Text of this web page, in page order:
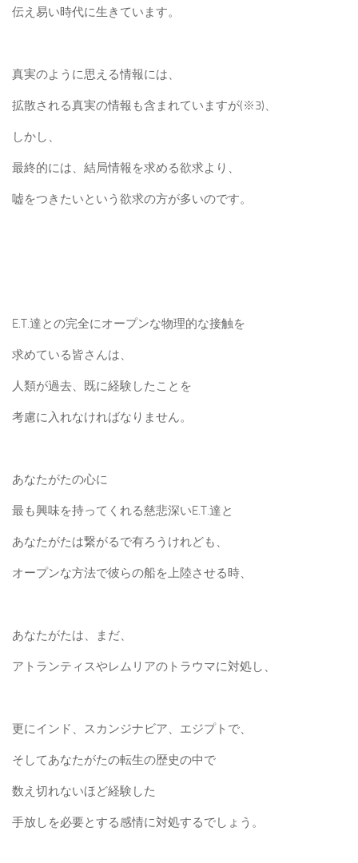
伝え易い時代に生きています。
真実のように思える情報には、
拡散される真実の情報も含まれていますが(※3)、
しかし、
最終的には、結局情報を求める欲求より、
嘘をつきたいという欲求の方が多いのです。
E.T.達との完全にオープンな物理的な接触を
求めている皆さんは、
人類が過去、既に経験したことを
考慮に入れなければなりません。
あなたがたの心に
最も興味を持ってくれる慈悲深いE.T.達と
あなたがたは繋がるで有ろうけれども、
オープンな方法で彼らの船を上陸させる時、
あなたがたは、まだ、
アトランティスやレムリアのトラウマに対処し、
更にインド、スカンジナビア、エジプトで、
そしてあなたがたの転生の歴史の中で
数え切れないほど経験した
手放しを必要とする感情に対処するでしょう。